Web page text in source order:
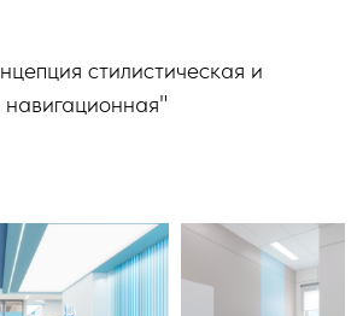
стилистическая и
навигационная"